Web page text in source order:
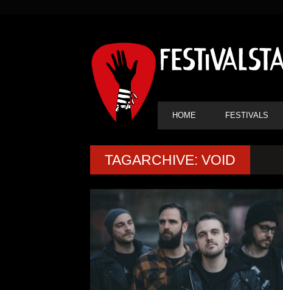
HAUPT-
NAVIGATION
HOME FESTIVALS
TAGARCHIVE: VOID